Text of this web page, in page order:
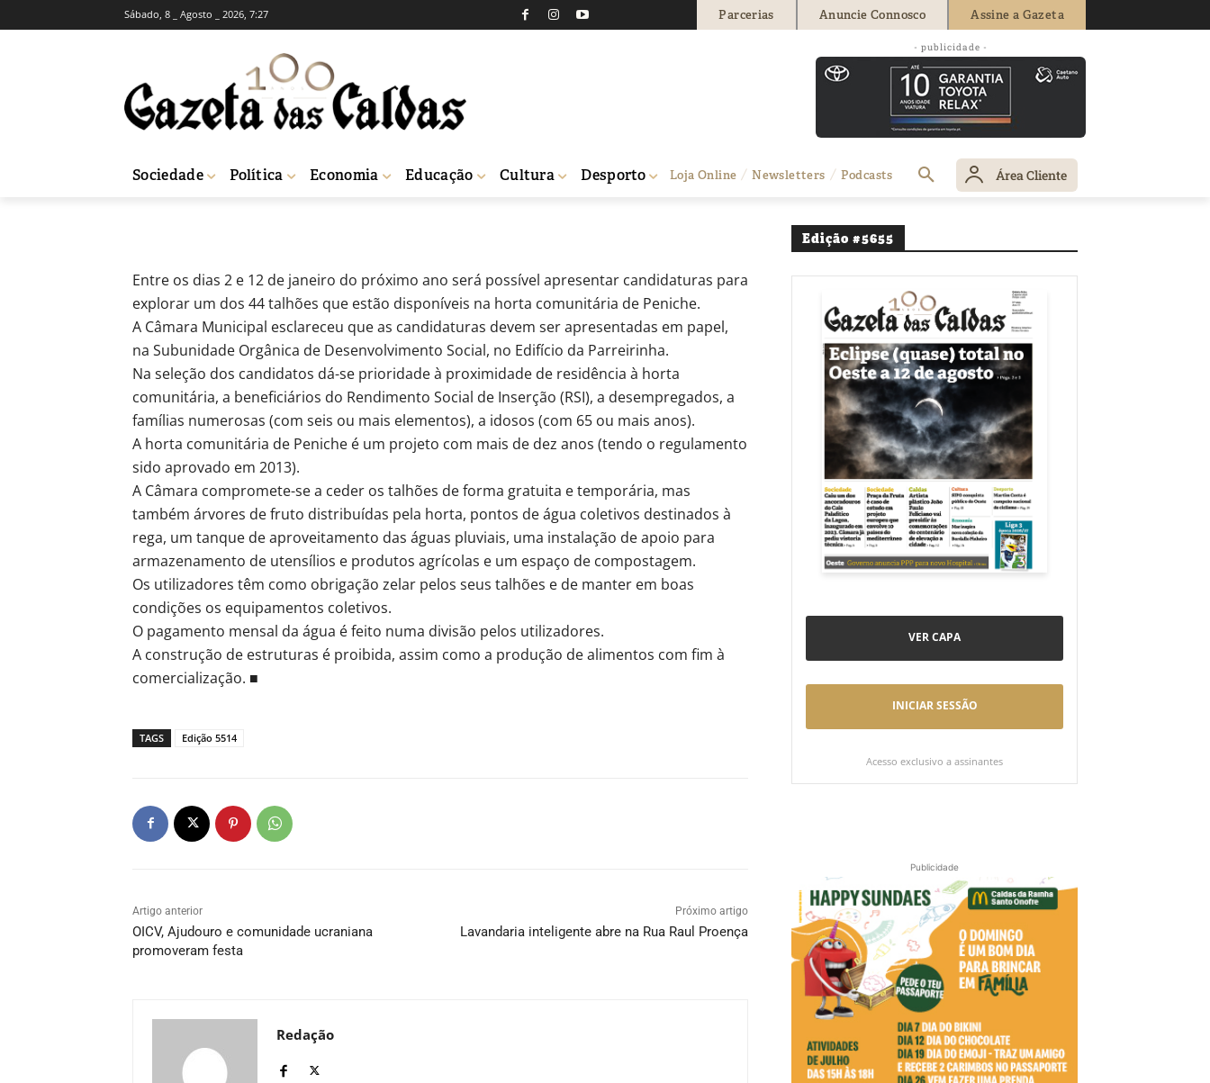
Sábado, 8 _ Agosto _ 2026, 7:27 Parcerias Anuncie Connosco Assine a Gazeta
- publicidade -
Sociedade Política Economia Educação Cultura Desporto Loja Online Newsletters Podcasts Área Cliente
Peniche: Há 44 talhões de cultivo para atribuir na
horta comunitária
Redação 28 de Novembro, 2023
Entre os dias 2 e 12 de janeiro do próximo ano será possível apresentar candidaturas para
explorar um dos 44 talhões que estão disponíveis na horta comunitária de Peniche.
A Câmara Municipal esclareceu que as candidaturas devem ser apresentadas em papel,
na Subunidade Orgânica de Desenvolvimento Social, no Edifício da Parreirinha.
Na seleção dos candidatos dá-se prioridade à proximidade de residência à horta
comunitária, a beneficiários do Rendimento Social de Inserção (RSI), a desempregados, a
famílias numerosas (com seis ou mais elementos), a idosos (com 65 ou mais anos).
A horta comunitária de Peniche é um projeto com mais de dez anos (tendo o regulamento
sido aprovado em 2013).
A Câmara compromete-se a ceder os talhões de forma gratuita e temporária, mas
também árvores de fruto distribuídas pela horta, pontos de água coletivos destinados à
rega, um tanque de aproveitamento das águas pluviais, uma instalação de apoio para
armazenamento de utensílios e produtos agrícolas e um espaço de compostagem.
Os utilizadores têm como obrigação zelar pelos seus talhões e de manter em boas
condições os equipamentos coletivos.
O pagamento mensal da água é feito numa divisão pelos utilizadores.
A construção de estruturas é proibida, assim como a produção de alimentos com fim à
comercialização. ■
TAGS Edição 5514
Artigo anterior
OICV, Ajudouro e comunidade ucraniana
promoveram festa
Próximo artigo
Lavandaria inteligente abre na Rua Raul Proença
Redação
Edição #5655
VER CAPA
INICIAR SESSÃO
Acesso exclusivo a assinantes
Publicidade